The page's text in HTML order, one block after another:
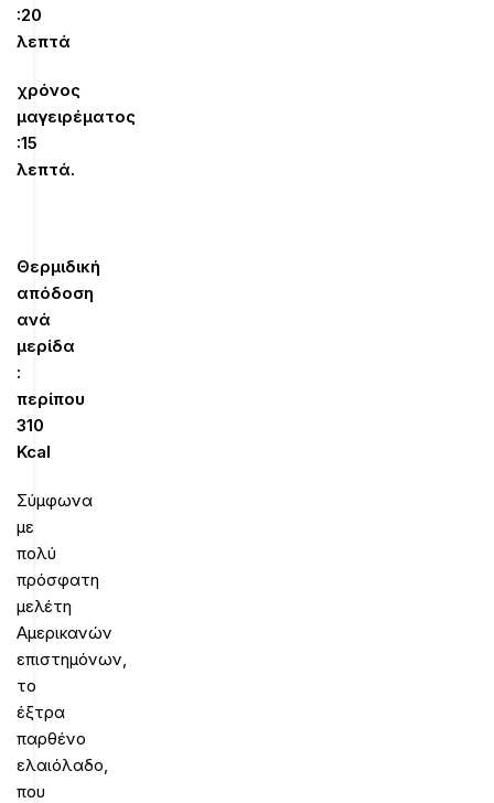
:20
λεπτά
χρόνος
μαγειρέματος
:15
λεπτά.
Θερμιδική
απόδοση
ανά
μερίδα
:
περίπου
310
Kcal
Σύμφωνα
με
πολύ
πρόσφατη
μελέτη
Αμερικανών
επιστημόνων,
το
έξτρα
παρθένο
ελαιόλαδο,
που